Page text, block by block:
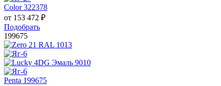
Color 322378
от 153 472 ₽
Подобрать
199675
Penta 199675